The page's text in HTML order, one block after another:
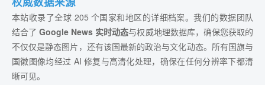
本站收录了全球 205 个国家和地区的详细档案。我们的数据团队
结合了Google News 实时动态与权威地理数据库，确保您获取的
不仅仅是静态图片，还有该国最新的政治与文化动态。所有国旗与
国徽图像均经过 AI 修复与高清化处理，确保在任何分辨率下都清
晰可见。